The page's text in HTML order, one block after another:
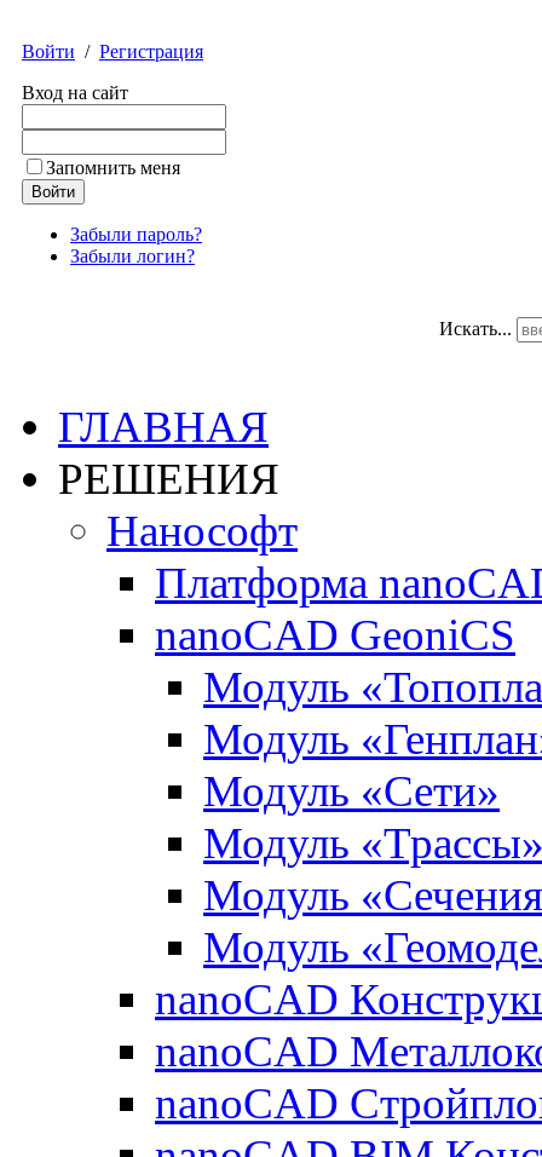
Войти / Регистрация
Вход на сайт
Запомнить меня
Забыли пароль?
Забыли логин?
Искать...
ГЛАВНАЯ
РЕШЕНИЯ
Нанософт
Платформа
nanoCAD GeoniCS
Модуль
Модуль
Модуль «Сети»
Модуль
Модуль
Модуль
nanoCAD
nanoCAD
nanoCAD